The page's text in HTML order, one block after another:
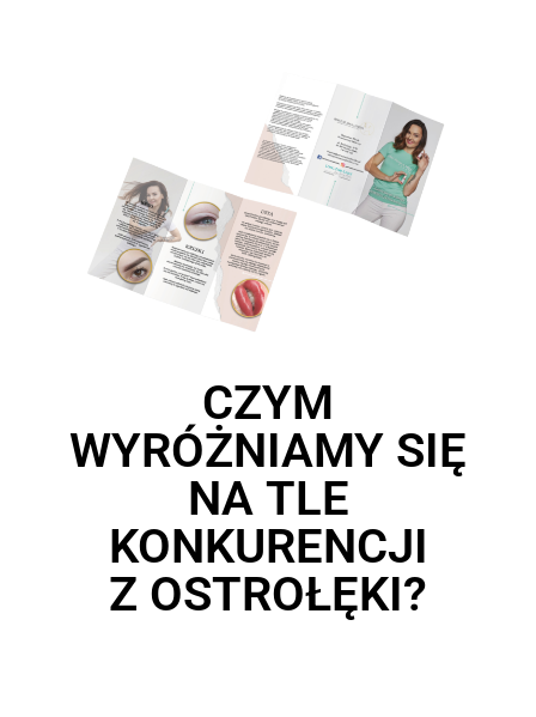
CZYM
WYRÓŻNIAMY SIĘ
NA TLE
KONKURENCJI
Z OSTROŁĘKI?